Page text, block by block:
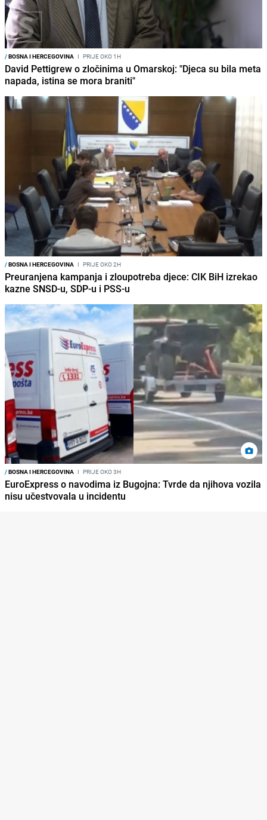
/BOSNA I HERCEGOVINA I PRIJE OKO 1H
David Pettigrew o zločinima u Omarskoj: "Djeca su bila meta
napada, istina se mora braniti"
/BOSNA I HERCEGOVINA I PRIJE OKO 2H
Preuranjena kampanja i zloupotreba djece: CIK BiH izrekao
kazne SNSD-u, SDP-u i PSS-u
/BOSNA I HERCEGOVINA I PRIJE OKO 3H
EuroExpress o navodima iz Bugojna: Tvrde da njihova vozila
nisu učestvovala u incidentu